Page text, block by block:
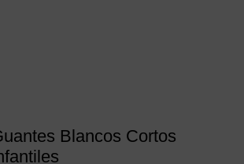
Blancos Cortos